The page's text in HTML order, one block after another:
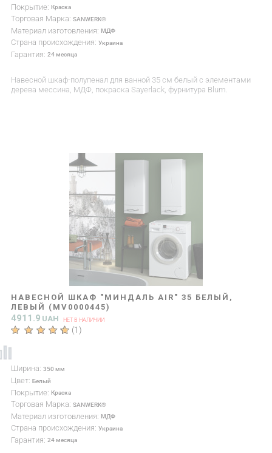
Покрытие: Краска
Торговая Марка: SANWERK®
Материал изготовления: МДФ
Страна происхождения: Украина
Гарантия: 24 месяца
Навесной шкаф-полупенал для ванной 35 см белый с элементами
дерева мессина, МДФ, покраска Sayerlack, фурнитура Blum.
НАВЕСНОЙ ШКАФ "МИНДАЛЬ AIR" 35 БЕЛЫЙ,
ЛЕВЫЙ (MV0000445)
(1)
4911.9 UAH НЕТ В НАЛИЧИИ
Ширина: 350 мм
Цвет: Белый
Покрытие: Краска
Торговая Марка: SANWERK®
Материал изготовления: МДФ
Страна происхождения: Украина
Гарантия: 24 месяца